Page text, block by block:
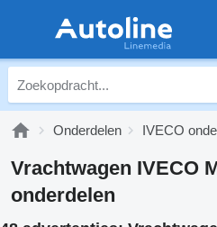
Onderdelen IVECO
Vrachtwagen IVECO
onderdelen